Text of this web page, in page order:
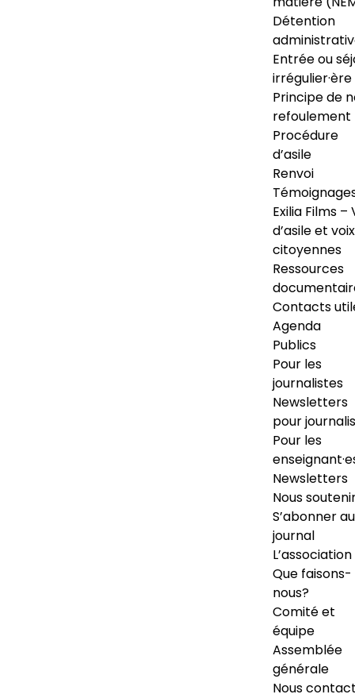
Détention
Entrée ou
irrégulier·ère
Principe de
refoulement
Procédure
d’asile
Renvoi
Exilia Films –
d’asile et voix
citoyennes
Ressources
Contacts
Agenda
Publics
Pour les
journalistes
Newsletters
pour
Pour les
Newsletters
Nous
S’abonner au
journal
L’association
Que faisons-
nous?
Comité et
équipe
Assemblée
générale
Nous